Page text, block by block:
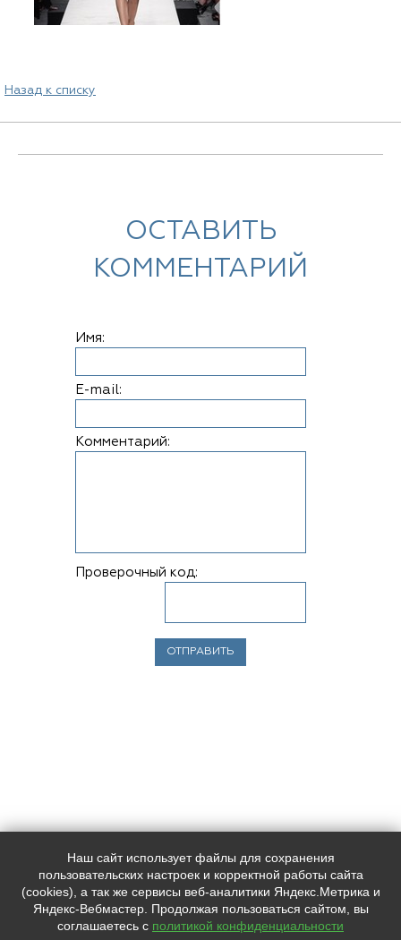
Назад к списку
ОСТАВИТЬ
КОММЕНТАРИЙ
Имя:
E-mail:
Комментарий:
Проверочный код:
65438.pmview.ru © 2026
Наш адрес:
Индекс, Санкт-Петербург,
Лиговский пр. 228
Контакты:
+7 (812) 0000000
+7 ( 812) 0000000
support@placemark.ru
Мы в социальных сетях:
Наш сайт использует файлы для сохранения
пользовательских настроек и корректной работы сайта
(cookies), а так же сервисы веб-аналитики Яндекс.Метрика и
Яндекс-Вебмастер. Продолжая пользоваться сайтом, вы
соглашаетесь с политикой конфиденциальности